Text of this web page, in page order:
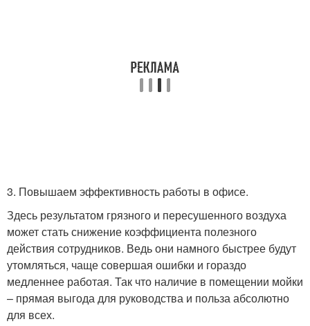
3. Повышаем эффективность работы в офисе.
Здесь результатом грязного и пересушенного воздуха
может стать снижение коэффициента полезного
действия сотрудников. Ведь они намного быстрее будут
утомляться, чаще совершая ошибки и гораздо
медленнее работая. Так что наличие в помещении мойки
– прямая выгода для руководства и польза абсолютно
для всех.